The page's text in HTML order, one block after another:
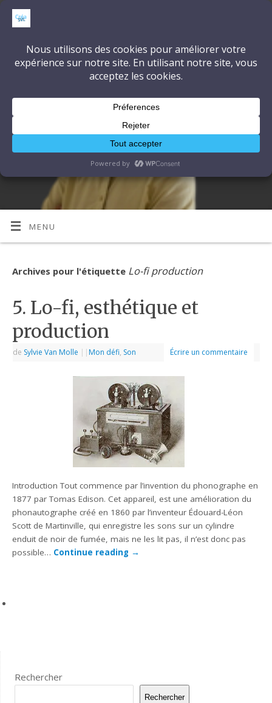
CréaSonVidéoLumière
DÉCOUVRONS ENSEMBLE L'ART ET LA TECHNIQUE
MENU
Archives pour l'étiquette Lo-fi production
5. Lo-fi, esthétique et
production
de Sylvie Van Molle | | Mon défi, Son Écrire un commentaire
Introduction Tout commence par l’invention du phonographe en
1877 par Tomas Edison. Cet appareil, est une amélioration du
phonautographe créé en 1860 par l’inventeur Édouard-Léon
Scott de Martinville, qui enregistre les sons sur un cylindre
enduit de noir de fumée, mais ne les lit pas, il n’est donc pas
possible… Continue reading →
Rechercher
Rechercher